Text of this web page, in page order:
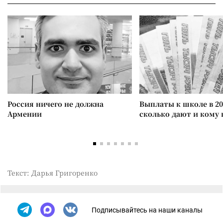
Россия ничего не должна
Армении
Выплаты к школе в
сколько дают и
Текст: Дарья Григоренко
Подписывайтесь на наши каналы